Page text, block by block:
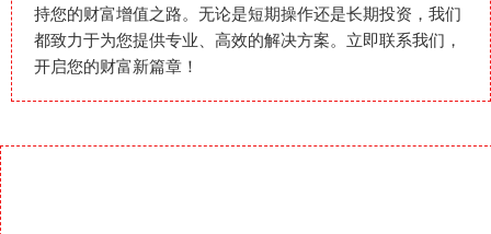
持您的财富增值之路。无论是短期操作还是长期投资，我们
都致力于为您提供专业、高效的解决方案。立即联系我们，
开启您的财富新篇章！